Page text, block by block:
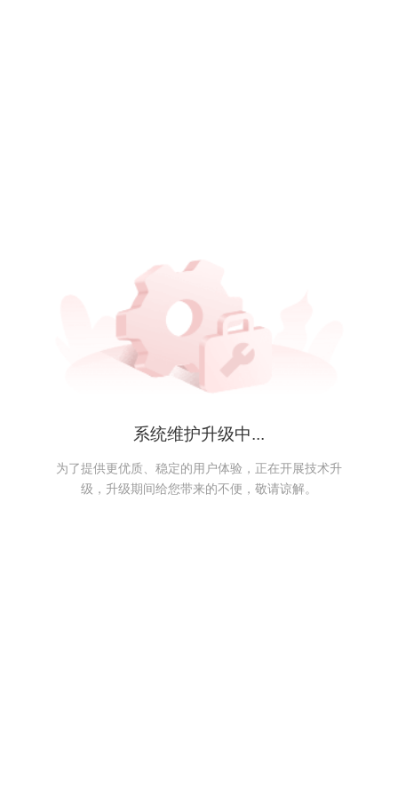
系统维护升级中...
为了提供更优质、稳定的用户体验，正在开展技术升
级，升级期间给您带来的不便，敬请谅解。